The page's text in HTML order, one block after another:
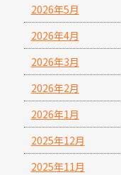
2026年5月
2026年4月
2026年3月
2026年2月
2026年1月
2025年12月
2025年11月